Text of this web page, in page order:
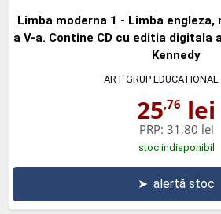
Limba moderna 1 - Limba
a V-a. Contine CD cu editia digitala
Kennedy
ART GRUP EDUCATIONAL
25,76 lei
PRP: 31,80 lei
stoc indisponibil
➤ alertă stoc